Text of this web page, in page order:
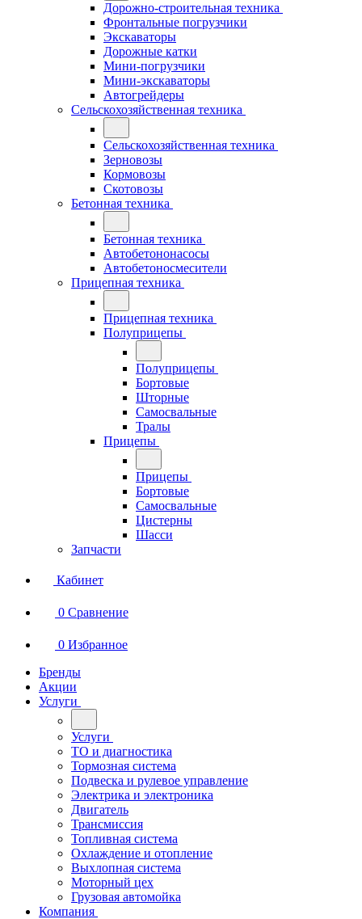
Дорожно-строительная техника
Фронтальные погрузчики
Экскаваторы
Дорожные катки
Мини-погрузчики
Мини-экскаваторы
Автогрейдеры
Сельскохозяйственная техника
Сельскохозяйственная техника
Зерновозы
Кормовозы
Скотовозы
Бетонная техника
Бетонная техника
Автобетононасосы
Автобетоносмесители
Прицепная техника
Прицепная техника
Полуприцепы
Полуприцепы
Бортовые
Шторные
Самосвальные
Тралы
Прицепы
Прицепы
Бортовые
Самосвальные
Цистерны
Шасси
Запчасти
Кабинет
0 Сравнение
0 Избранное
Бренды
Акции
Услуги
Услуги
ТО и диагностика
Тормозная система
Подвеска и рулевое управление
Электрика и электроника
Двигатель
Трансмиссия
Топливная система
Охлаждение и отопление
Выхлопная система
Моторный цех
Грузовая автомойка
Компания